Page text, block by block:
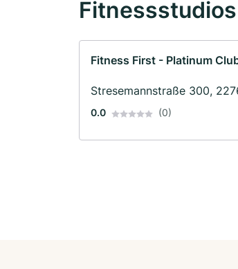
Fitness First - Platinum
Stresemannstraße 300,
0.0 (0)